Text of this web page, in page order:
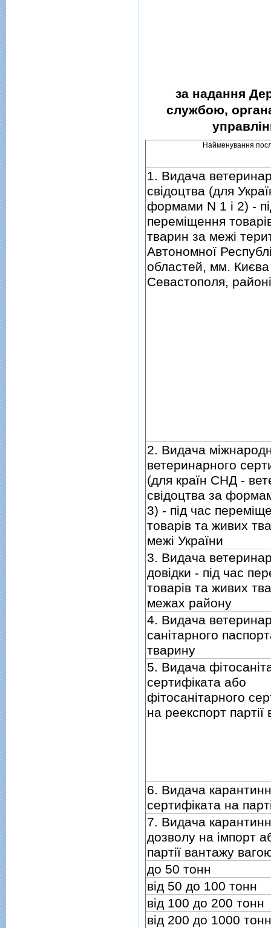
за надання
службою,
Найменування
1. Видача
свiдоцтва (для
формами N 1 i 2) -
перемiщення
тварин за межi
Автономної
областей, мм. Києва
Севастополя,
2. Видача
ветеринарного
(для країн СНД -
свiдоцтва за
3) - пiд час
товарiв та живих
межi України
3. Видача
довiдки - пiд час
товарiв та живих
межах району
4. Видача
санiтарного
тварину
5. Видача
сертифiката або
фiтосанiтарного
на реекспорт партiї
6. Видача
сертифiката на
7. Видача
дозволу на iмпорт
партiї вантажу
до 50 тонн
вiд 50 до 100 тонн
вiд 100 до 200 тонн
вiд 200 до 1000 тонн